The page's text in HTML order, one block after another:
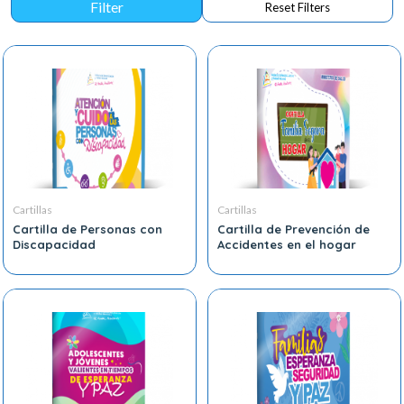
Cartillas
Cartilla de Personas con
Discapacidad
Cartillas
Cartilla de Prevención de
Accidentes en el hogar